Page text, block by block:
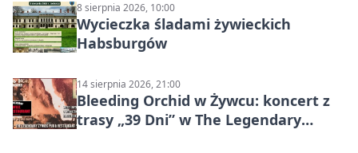
8 sierpnia 2026, 10:00
Wycieczka śladami żywieckich
Habsburgów
14 sierpnia 2026, 21:00
Bleeding Orchid w Żywcu: koncert z
trasy „39 Dni” w The Legendary